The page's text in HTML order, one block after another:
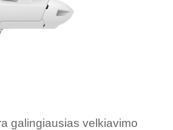
galingiausias velkiavimo